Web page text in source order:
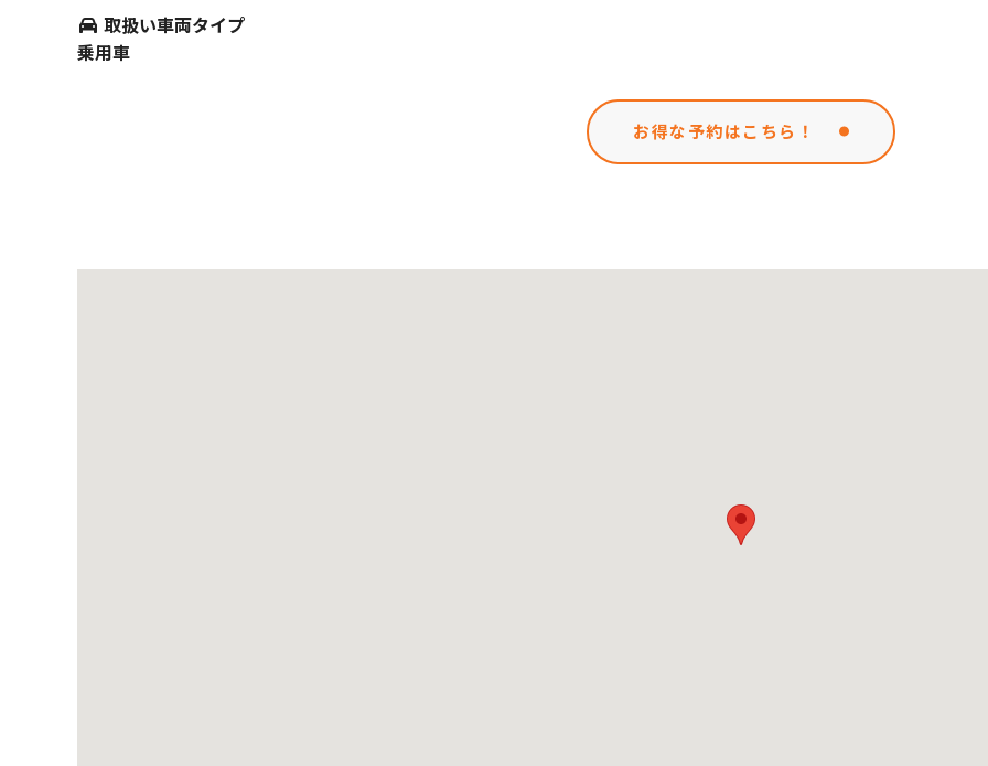
取扱い車両タイプ
乗用車
お得な予約はこちら！